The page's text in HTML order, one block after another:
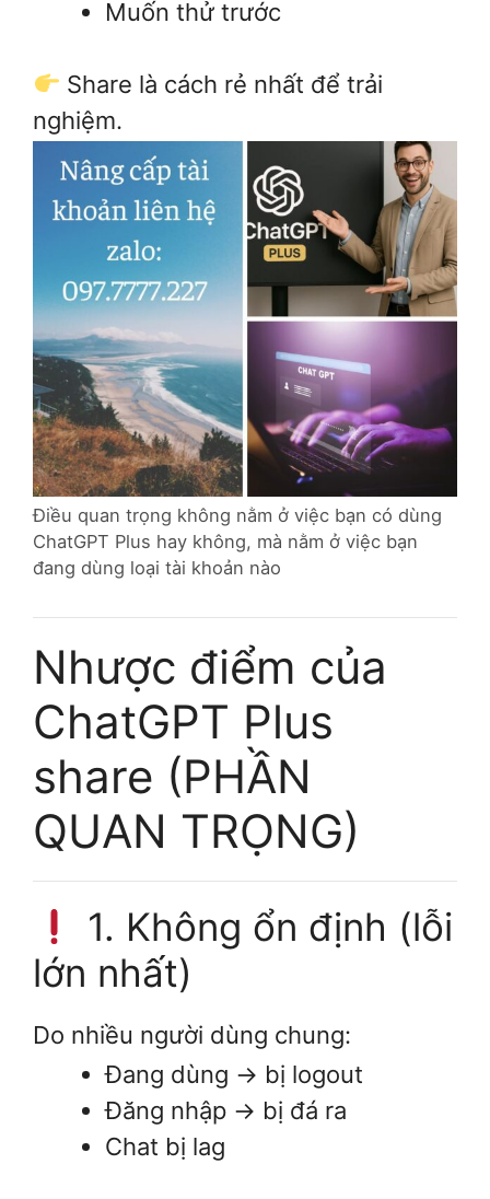
Muốn thử trước
Share là cách rẻ nhất để trải
nghiệm.
Điều quan trọng không nằm ở việc bạn có dùng
ChatGPT Plus hay không, mà nằm ở việc bạn
đang dùng loại tài khoản nào
Nhược điểm của
ChatGPT Plus
share (PHẦN
QUAN TRỌNG)
1. Không ổn định (lỗi
lớn nhất)
Do nhiều người dùng chung:
Đang dùng → bị logout
Đăng nhập → bị đá ra
Chat bị lag